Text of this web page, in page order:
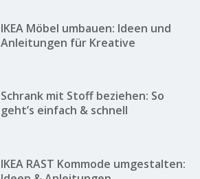
IKEA Möbel umbauen: Ideen und
Anleitungen für Kreative
Schrank mit Stoff beziehen: So
geht’s einfach & schnell
IKEA RAST Kommode umgestalten: